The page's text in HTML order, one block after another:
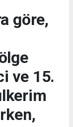
göre,
ve 15.